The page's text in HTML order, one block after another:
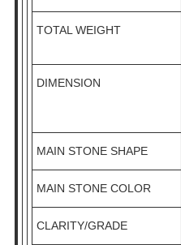
TOTAL WEIGHT
DIMENSION
MAIN STONE SHAPE
MAIN STONE COLOR
CLARITY/GRADE